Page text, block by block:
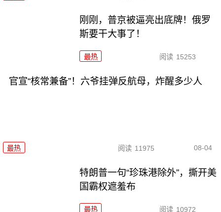
刚刚，普京被逼亮出底牌！俄罗
斯要干大事了！
最热 阅读 15253
官宣“核常兼备”！六爷挂弹反航母，炸醒多少人
最热 阅读 11975 08-04
特朗普一句“珍珠港除外”，撕开美
国霸权遮羞布
最热 阅读 10972